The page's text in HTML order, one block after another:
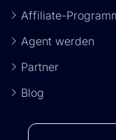
Affiliate-
Agent werden
Partner
Blog